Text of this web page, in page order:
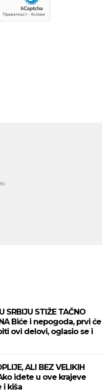
SRBIJU STIŽE TAČNO
Biće i nepogoda, prvi će
ovi delovi, oglasio se i
ALI BEZ VELIKIH
idete u ove krajeve
i kiša